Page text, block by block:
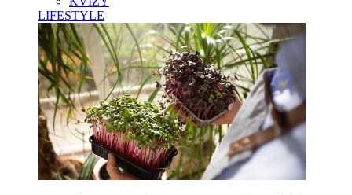
LIFESTYLE